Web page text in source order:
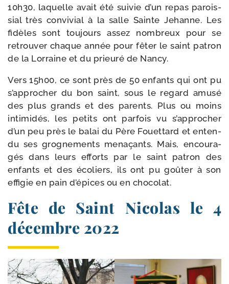
10h30, laquelle avait été sui­vie d’un repas parois­
sial très convi­vial à la salle Sainte Jehanne. Les
fidèles sont tou­jours assez nom­breux pour se
retrou­ver chaque année pour fêter le saint patron
de la Lorraine et du prieu­ré de Nancy.
Vers 15h00, ce sont près de 50 enfants qui ont pu
s’approcher du bon saint, sous le regard amu­sé
des plus grands et des parents. Plus ou moins
inti­mi­dés, les petits ont par­fois vu s’approcher
d’un peu près le balai du Père Fouettard et enten­
du ses gro­gne­ments mena­çants. Mais, encou­ra­
gés dans leurs efforts par le saint patron des
enfants et des éco­liers, ils ont pu goû­ter à son
effi­gie en pain d’épices ou en chocolat.
Fête de Saint Nicolas le 4
décembre 2022